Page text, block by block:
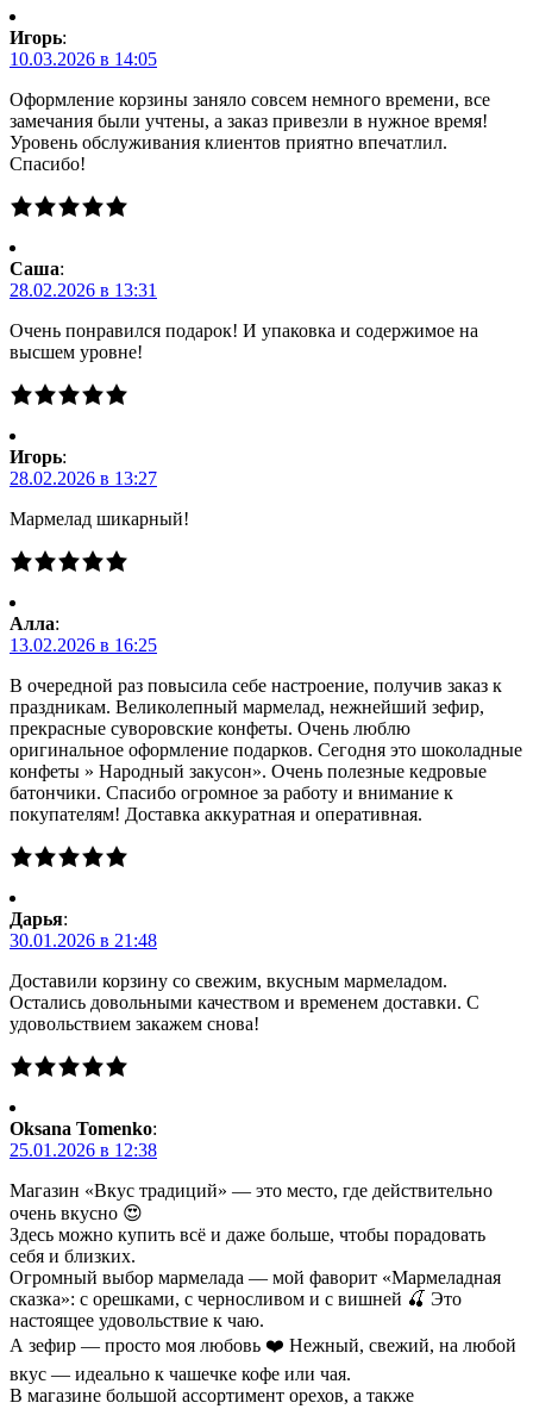
Игорь:
10.03.2026 в 14:05
Оформление корзины заняло совсем немного времени, все
замечания были учтены, а заказ привезли в нужное время!
Уровень обслуживания клиентов приятно впечатлил.
Спасибо!
Саша:
28.02.2026 в 13:31
Очень понравился подарок! И упаковка и содержимое на
высшем уровне!
Игорь:
28.02.2026 в 13:27
Мармелад шикарный!
Алла:
13.02.2026 в 16:25
В очередной раз повысила себе настроение, получив заказ к
праздникам. Великолепный мармелад, нежнейший зефир,
прекрасные суворовские конфеты. Очень люблю
оригинальное оформление подарков. Сегодня это шоколадные
конфеты » Народный закусон». Очень полезные кедровые
батончики. Спасибо огромное за работу и внимание к
покупателям! Доставка аккуратная и оперативная.
Дарья:
30.01.2026 в 21:48
Доставили корзину со свежим, вкусным мармеладом.
Остались довольными качеством и временем доставки. С
удовольствием закажем снова!
Oksana Tomenko:
25.01.2026 в 12:38
Магазин «Вкус традиций» — это место, где действительно
очень вкусно 😍
Здесь можно купить всё и даже больше, чтобы порадовать
себя и близких.
Огромный выбор мармелада — мой фаворит «Мармеладная
сказка»: с орешками, с черносливом и с вишней 🍒 Это
настоящее удовольствие к чаю.
А зефир — просто моя любовь ❤️ Нежный, свежий, на любой
вкус — идеально к чашечке кофе или чая.
В магазине большой ассортимент орехов, а также